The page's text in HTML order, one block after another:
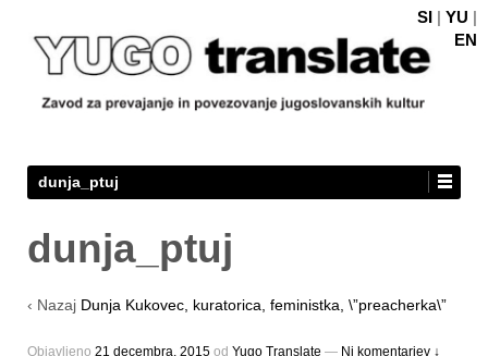
SI | YU |
EN
dunja_ptuj
dunja_ptuj
‹ Nazaj Dunja Kukovec, kuratorica, feministka, \”preacherka\”
Objavljeno 21 decembra, 2015 оd Yugo Translate — Ni komentarjev ↓